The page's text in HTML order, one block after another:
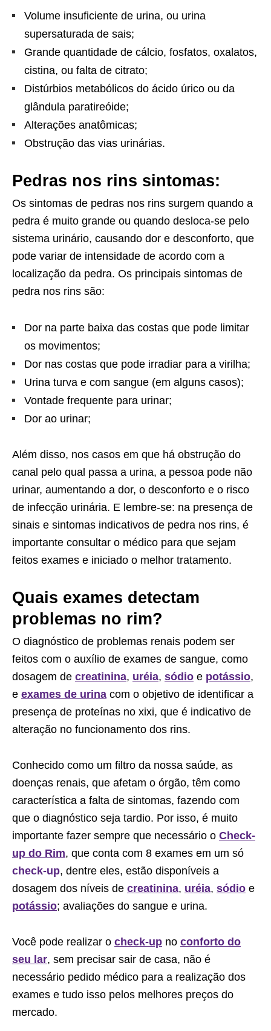
Volume insuficiente de urina, ou urina
supersaturada de sais;
Grande quantidade de cálcio, fosfatos, oxalatos,
cistina, ou falta de citrato;
Distúrbios metabólicos do ácido úrico ou da
glândula paratireóide;
Alterações anatômicas;
Obstrução das vias urinárias.
Pedras nos rins sintomas:
Os sintomas de pedras nos rins surgem quando a
pedra é muito grande ou quando desloca-se pelo
sistema urinário, causando dor e desconforto, que
pode variar de intensidade de acordo com a
localização da pedra. Os principais sintomas de
pedra nos rins são:
Dor na parte baixa das costas que pode limitar
os movimentos;
Dor nas costas que pode irradiar para a virilha;
Urina turva e com sangue (em alguns casos);
Vontade frequente para urinar;
Dor ao urinar;
Além disso, nos casos em que há obstrução do
canal pelo qual passa a urina, a pessoa pode não
urinar, aumentando a dor, o desconforto e o risco
de infecção urinária. E lembre-se: na presença de
sinais e sintomas indicativos de pedra nos rins, é
importante consultar o médico para que sejam
feitos exames e iniciado o melhor tratamento.
Quais exames detectam
problemas no rim?
O diagnóstico de problemas renais podem ser
feitos com o auxílio de exames de sangue, como
dosagem de creatinina, uréia, sódio e potássio,
e exames de urina com o objetivo de identificar a
presença de proteínas no xixi, que é indicativo de
alteração no funcionamento dos rins.
Conhecido como um filtro da nossa saúde, as
doenças renais, que afetam o órgão, têm como
característica a falta de sintomas, fazendo com
que o diagnóstico seja tardio. Por isso, é muito
importante fazer sempre que necessário o Check-
up do Rim, que conta com 8 exames em um só
check-up, dentre eles, estão disponíveis a
dosagem dos níveis de creatinina, uréia, sódio e
potássio; avaliações do sangue e urina.
Você pode realizar o check-up no conforto do
seu lar, sem precisar sair de casa, não é
necessário pedido médico para a realização dos
exames e tudo isso pelos melhores preços do
mercado.